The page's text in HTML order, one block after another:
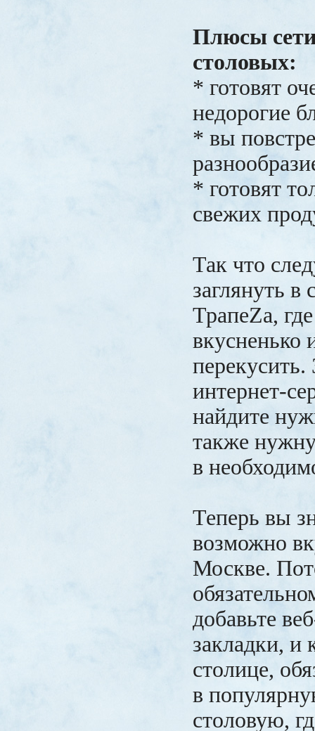
Плюсы
столовых:
* готовят
недорогие
* вы
* готовят
свежих
Так что
заглянуть в
ТрапеZа,
вкусненько
перекусить.
интернет-
найдите
также
в
Теперь вы
возможно
Москве.
добавьте
закладки, и
столице,
в
столовую,